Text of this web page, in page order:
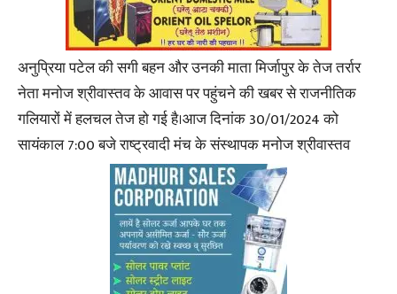
अनुप्रिया पटेल की सगी बहन और उनकी माता मिर्जापुर के तेज तर्रार
नेता मनोज श्रीवास्तव के आवास पर पहुंचने की खबर से राजनीतिक
गलियारों में हलचल तेज हो गई है।आज दिनांक 30/01/2024 को
सायंकाल 7:00 बजे राष्ट्रवादी मंच के संस्थापक मनोज श्रीवास्तव